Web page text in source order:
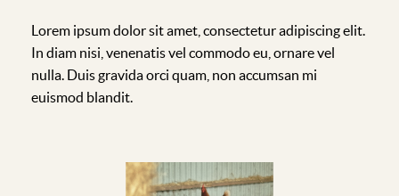
Lorem ipsum dolor sit amet, consectetur adipiscing elit.
In diam nisi, venenatis vel commodo eu, ornare vel
nulla. Duis gravida orci quam, non accumsan mi
euismod blandit.